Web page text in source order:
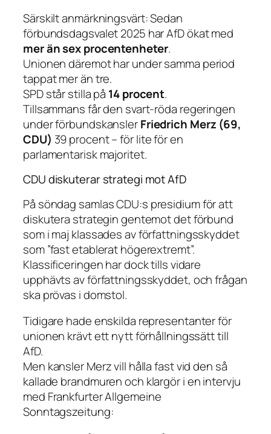
Särskilt anmärkningsvärt: Sedan
förbundsdagsvalet 2025 har AfD ökat med
mer än sex procentenheter.
Unionen däremot har under samma period
tappat mer än tre.
SPD står stilla på 14 procent.
Tillsammans får den svart-röda regeringen
under förbundskanslerFriedrich Merz (69,
CDU) 39 procent – för lite för en
parlamentarisk majoritet.
CDU diskuterar strategi mot AfD
På söndag samlas CDU:s presidium för att
diskutera strategin gentemot det förbund
som i maj klassades av författningsskyddet
som ”fast etablerat högerextremt”.
Klassificeringen har dock tills vidare
upphävts av författningsskyddet, och frågan
ska prövas i domstol.
Tidigare hade enskilda representanter för
unionen krävt ett nytt förhållningssätt till
AfD.
Men kansler Merz vill hålla fast vid den så
kallade brandmuren och klargör i en intervju
med Frankfurter Allgemeine
Sonntagszeitung: